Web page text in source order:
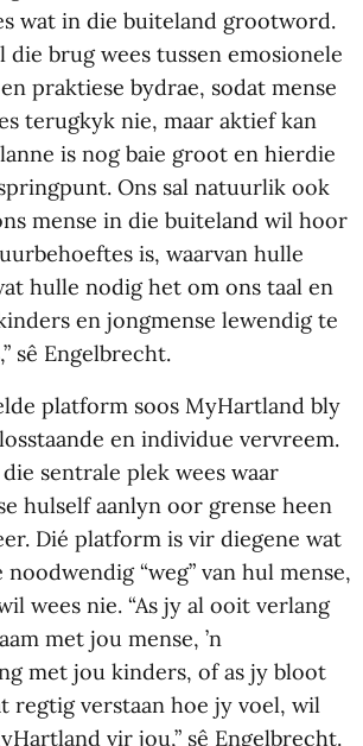
wat in die buiteland grootword.
die brug wees tussen emosionele
praktiese bydrae, sodat mense
terugkyk nie, maar aktief kan
is nog baie groot en hierdie
Ons sal natuurlik ook
mense in die buiteland wil hoor
is, waarvan hulle
hulle nodig het om ons taal en
en jongmense lewendig te
sê Engelbrecht.
platform soos MyHartland bly
en individue vervreem.
sentrale plek wees waar
hulself aanlyn oor grense heen
Dié platform is vir diegene wat
“weg” van hul mense,
wees nie. “As jy al ooit verlang
met jou mense, ’n
met jou kinders, of as jy bloot
regtig verstaan hoe jy voel, wil
vir jou,” sê Engelbrecht.